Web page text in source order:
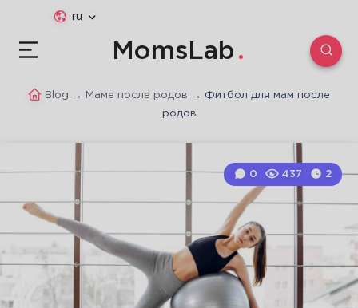
ru
MomsLab
Blog → Маме после родов → Фитбол для мам после
родов
0 437 2